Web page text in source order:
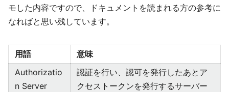
モした内容ですので、ドキュメントを読まれる方の参考に
なればと思い残しています。
用語
意味
Authorizatio
n Server
認証を行い、認可を発行したあとア
クセストークンを発行するサーバー